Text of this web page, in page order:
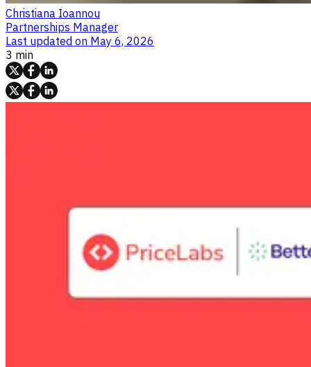
Christiana Ioannou
Partnerships Manager
Last updated on May 6, 2026
3 min